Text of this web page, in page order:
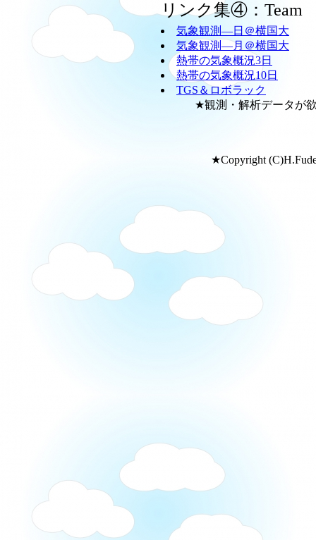
リンク集④：
気象観測―日＠横国大
気象観測―月＠横国大
熱帯の気象概況3日
熱帯の気象概況10日
TGS＆ロボラック
★観測・解析データが欲し
★Copyright